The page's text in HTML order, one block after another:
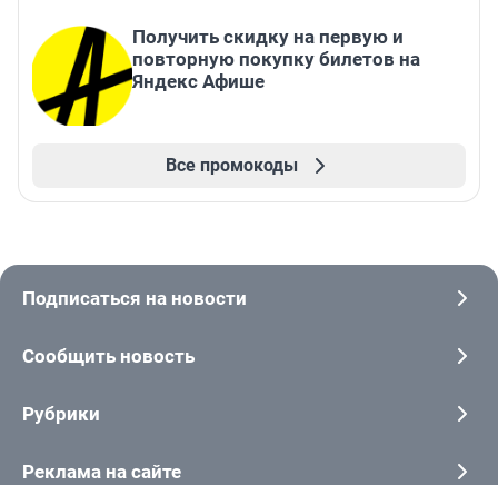
Получить скидку на первую и
повторную покупку билетов на
Яндекс Афише
Все промокоды
Подписаться на новости
Сообщить новость
Рубрики
Реклама на сайте